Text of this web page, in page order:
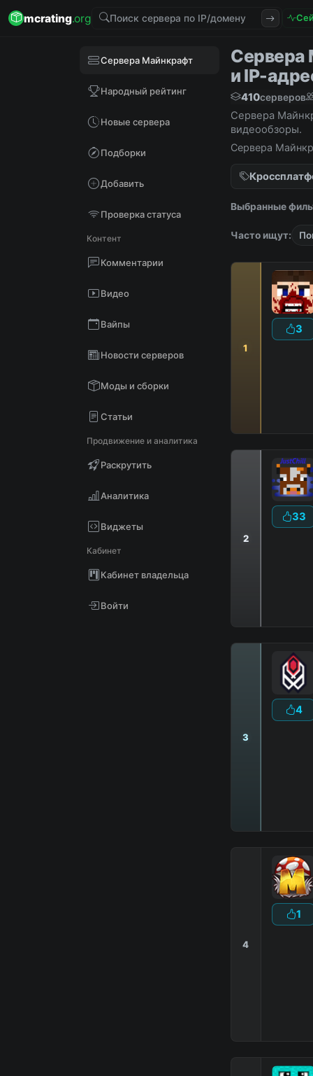
mcrating.org
Сервера Майнкрафт
Народный рейтинг
Новые сервера
Подборки
Добавить
Проверка статуса
Контент
Комментарии
Видео
Вайпы
Новости серверов
Моды и сборки
Статьи
Продвижение и аналитика
Раскрутить
Аналитика
Виджеты
Кабинет
Кабинет владельца
Войти
Сервера
и IP-
410серверов
Сервера
видеообзоры.
Сервера
Выбранные
Часто ищут:
1
3
2
33
3
4
4
1